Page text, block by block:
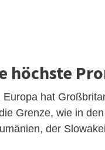
höchste
hat
Grenze, wie in
der